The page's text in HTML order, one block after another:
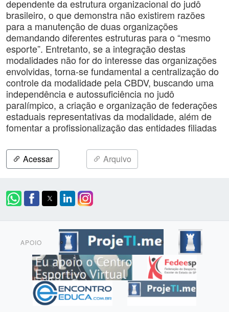
dependente da estrutura organizacional do judô
brasileiro, o que demonstra não existirem razões
para a manutenção de duas organizações
demandando diferentes estruturas para o “mesmo
esporte”. Entretanto, se a integração destas
modalidades não for do interesse das organizações
envolvidas, torna-se fundamental a centralização do
controle da modalidade pela CBDV, buscando uma
independência e autossuficiência no judô
paralímpico, a criação e organização de federações
estaduais representativas da modalidade, além de
fomentar a profissionalização das entidades filiadas
Acessar Arquivo
APOIO